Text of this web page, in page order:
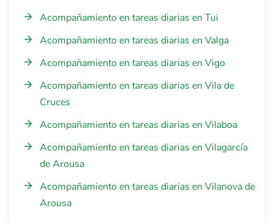
Acompañamiento en tareas diarias en Tui
Acompañamiento en tareas diarias en Valga
Acompañamiento en tareas diarias en Vigo
Acompañamiento en tareas diarias en Vila de
Cruces
Acompañamiento en tareas diarias en Vilaboa
Acompañamiento en tareas diarias en Vilagarcía
de Arousa
Acompañamiento en tareas diarias en Vilanova de
Arousa